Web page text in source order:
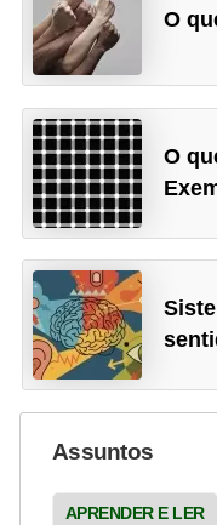
O
O
Assuntos
APRENDER E LER